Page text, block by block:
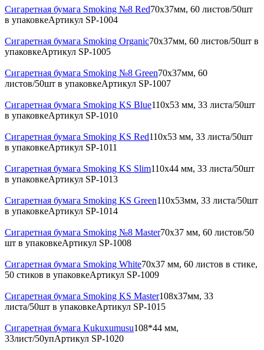
Сигаретная бумага Smoking №8 Red70x37мм, 60 листов/50шт
в упаковкеАртикул SP-1004
Сигаретная бумага Smoking Organic70x37мм, 60 листов/50шт в
упаковкеАртикул SP-1005
Сигаретная бумага Smoking №8 Green70x37мм, 60
листов/50шт в упаковкеАртикул SP-1007
Сигаретная бумага Smoking KS Blue110х53 мм, 33 листа/50шт
в упаковкеАртикул SP-1010
Сигаретная бумага Smoking KS Red110х53 мм, 33 листа/50шт
в упаковкеАртикул SP-1011
Сигаретная бумага Smoking KS Slim110х44 мм, 33 листа/50шт
в упаковкеАртикул SP-1013
Сигаретная бумага Smoking KS Green110х53мм, 33 листа/50шт
в упаковкеАртикул SP-1014
Сигаретная бумага Smoking №8 Master70x37 мм, 60 листов/50
шт в упаковкеАртикул SP-1008
Сигаретная бумага Smoking White70x37 мм, 60 листов в стике,
50 стиков в упаковкеАртикул SP-1009
Сигаретная бумага Smoking KS Master108х37мм, 33
листа/50шт в упаковкеАртикул SP-1015
Сигаретная бумага Kukuxumusu108*44 мм,
33лист/50упАртикул SP-1020